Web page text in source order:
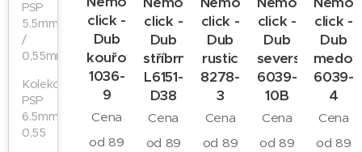
PSP
5,5mm
/
0,55mm
Kolekce
PSP
6.5mm/
0,55
click -
Dub
kouřový
1036-
9
Cena
od89
click -
Dub
stříbrný
L6151-
D38
Cena
od 89
click -
Dub
rustic
8278-
3
Cena
od 89
click -
Dub
severský
6039-
10B
Cena
od89
click -
Dub
6039-
4
Cena
od89